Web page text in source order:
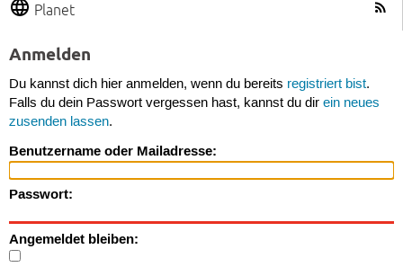
Planet
Anmelden
Du kannst dich hier anmelden, wenn du bereits registriert bist.
Falls du dein Passwort vergessen hast, kannst du dir ein neues
zusenden lassen.
Benutzername oder Mailadresse:
Passwort:
Angemeldet bleiben: